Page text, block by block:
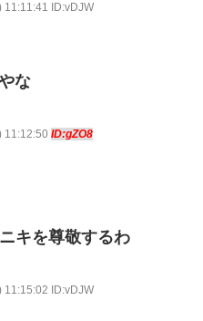
11:11:41 ID:vDJW
な
11:12:50 ID:gZO8
キを尊敬するわ
11:15:02 ID:vDJW